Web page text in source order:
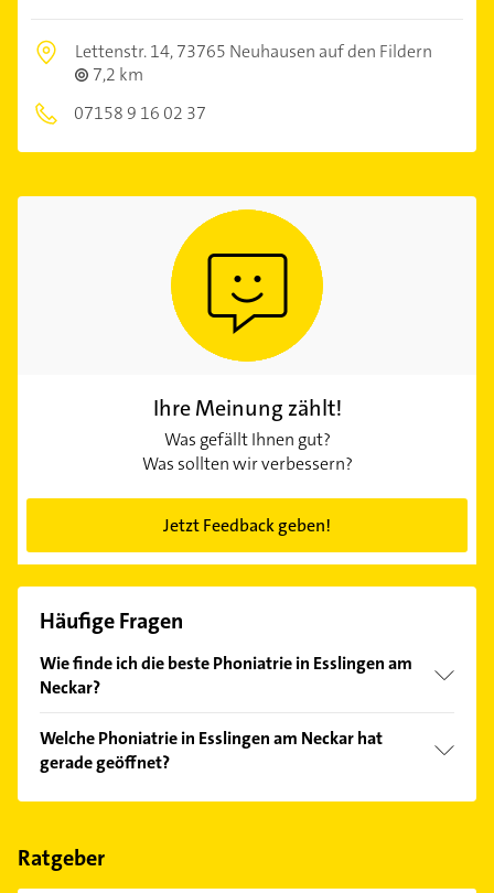
Lettenstr. 14,73765 Neuhausen auf den Fildern
7,2 km
07158 9 16 02 37
Ihre Meinung zählt!
Was gefällt Ihnen gut?
Was sollten wir verbessern?
Jetzt Feedback geben!
Häufige Fragen
Wie finde ich die beste Phoniatrie in Esslingen am
Neckar?
Kundenmeinungen und profitieren Sie von den
Empfehlungen. Die Suchergebnisse können Sie sich
einfach nachBewertungensortiert anzeigen lassen.
Welche Phoniatrie in Esslingen am Neckar hat
gerade geöffnet?
Im Anbieter-Bereich finden Sie alleÖffnungszeiten.
Feiertagen abweichen können.
Ratgeber